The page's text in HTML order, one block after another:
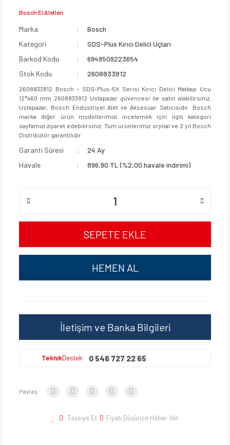
Bosch El Aletleri
Marka
Bosch
Kategori
SDS-Plus Kırıcı Delici Uçları
Barkod Kodu
6949509223654
Stok Kodu
2608833812
2608833812 Bosch - SDS-Plus-5X Serisi Kırıcı Delici Matkap Ucu
12*460 mm 2608833812 Ustapazar güvencesi ile satın alabilirsiniz.
Ustapazar, Bosch Endüstriyel Alet ve Aksesuar Satıcısıdır. Bosch
marka diğer ürün modellerimizi incelemek için ilgili kategori
sayfamızı ziyaret edebilirsiniz. Tüm ürünlerimiz orjinal ve 2 yıl Bosch
Distribütör garantilidir.
Garanti Süresi
24 Ay
Havale
896,90 TL (%2,00 havale indirimi)
SEPETE EKLE
HEMEN AL
İletişim ve Banka Bilgileri
TeknikDestek 0 546 727 22 65
Paylaş:
Tavsiye Et Fiyatı Düşünce Haber Ver